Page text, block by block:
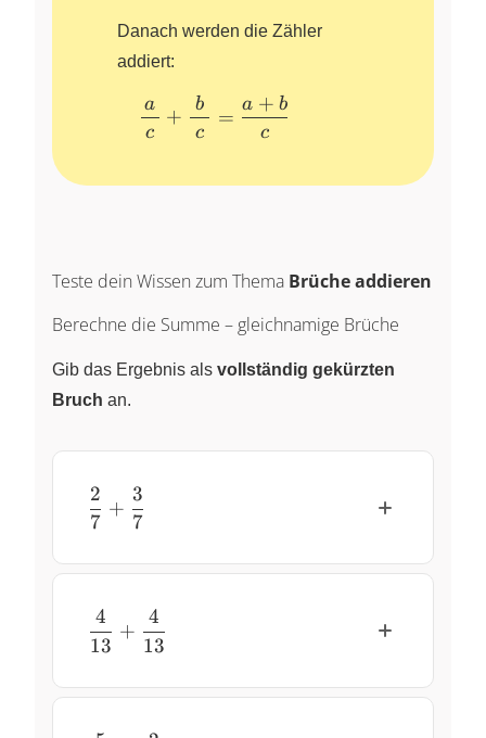
Danach werden die Zähler
addiert:
\quad
\dfrac{\,a\,}
\dfrac{~b~}
c
a
+
c
b
=
c
a + b
Teste dein Wissen zum Thema Brüche addieren
Berechne die Summe – gleichnamige Brüche
Gib das Ergebnis als vollständig gekürzten
Bruch an.
\dfrac{2}{7} + \dfrac{3}{7}
7
2
+
7
3
\dfrac{4}{13} + \dfrac{4}{13}
13
4
+
13
4